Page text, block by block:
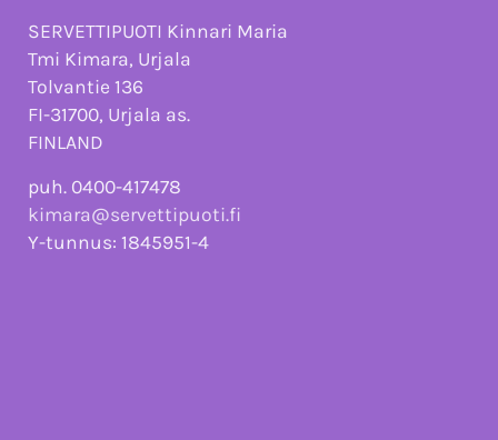
SERVETTIPUOTI Kinnari Maria
Tmi Kimara, Urjala
Tolvantie 136
FI-31700, Urjala as.
FINLAND
puh. 0400-417478
kimara@servettipuoti.fi
Y-tunnus: 1845951-4